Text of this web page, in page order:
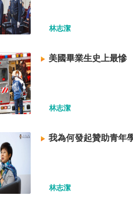
林志潔
美國畢業生史上最慘
林志潔
我為何發起贊助青年
林志潔